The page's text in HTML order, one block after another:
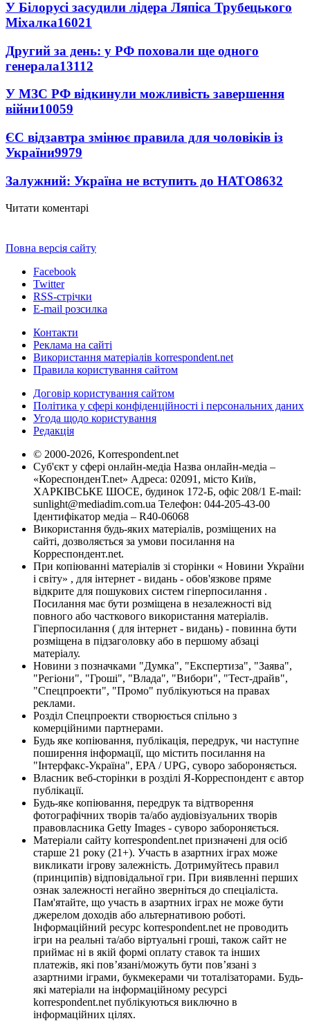
У Білорусі засудили лідера Ляпіса Трубецького
Міхалка16021
Другий за день: у РФ поховали ще одного
генерала13112
У МЗС РФ відкинули можливість завершення
війни10059
ЄС відзавтра змінює правила для чоловіків із
України9979
Залужний: Україна не вступить до НАТО8632
Читати коментарі
Повна версія сайту
Facebook
Twitter
RSS-стрічки
E-mail розсилка
Контакти
Реклама на сайті
Використання матеріалів korrespondent.net
Правила користування сайтом
Договір користування сайтом
Політика у сфері конфіденційності і персональних даних
Угода щодо користування
Редакція
© 2000-2026, Korrespondent.net
Суб'єкт у сфері онлайн-медіа Назва онлайн-медіа –
«КореспонденТ.net» Адреса: 02091, місто Київ,
ХАРКІВСЬКЕ ШОСЕ, будинок 172-Б, офіс 208/1 E-mail:
sunlight@mediadim.com.ua Телефон: 044-205-43-00
Ідентифікатор медіа – R40-06068
Використання будь-яких матеріалів, розміщених на
сайті, дозволяється за умови посилання на
Корреспондент.net.
При копіюванні матеріалів зі сторінки « Новини України
і світу» , для інтернет - видань - обов'язкове пряме
відкрите для пошукових систем гіперпосилання .
Посилання має бути розміщена в незалежності від
повного або часткового використання матеріалів.
Гіперпосилання ( для інтернет - видань) - повинна бути
розміщена в підзаголовку або в першому абзаці
матеріалу.
Новини з позначками "Думка", "Експертиза", "Заява",
"Регіони", "Гроші", "Влада", "Вибори", "Тест-драйв",
"Спецпроекти", "Промо" публікуються на правах
реклами.
Розділ Спецпроекти створюється спільно з
комерційними партнерами.
Будь яке копіювання, публікація, передрук, чи наступне
поширення інформації, що містить посилання на
"Інтерфакс-Україна", EPA / UPG, суворо забороняється.
Власник веб-сторінки в розділі Я-Корреспондент є автор
публікації.
Будь-яке копіювання, передрук та відтворення
фотографічних творів та/або аудіовізуальних творів
правовласника Getty Images - суворо забороняється.
Матеріали сайту korrespondent.net призначені для осіб
старше 21 року (21+). Участь в азартних іграх може
викликати ігрову залежність. Дотримуйтесь правил
(принципів) відповідальної гри. При виявленні перших
ознак залежності негайно зверніться до спеціаліста.
Пам'ятайте, що участь в азартних іграх не може бути
джерелом доходів або альтернативою роботі.
Інформаційний ресурс korrespondent.net не проводить
ігри на реальні та/або віртуальні гроші, також сайт не
приймає ні в якій формі оплату ставок та інших
платежів, які пов’язані/можуть бути пов’язані з
азартними іграми, букмекерами чи тоталізаторами. Будь-
які матеріали на інформаційному ресурсі
korrespondent.net публікуються виключно в
інформаційних цілях.